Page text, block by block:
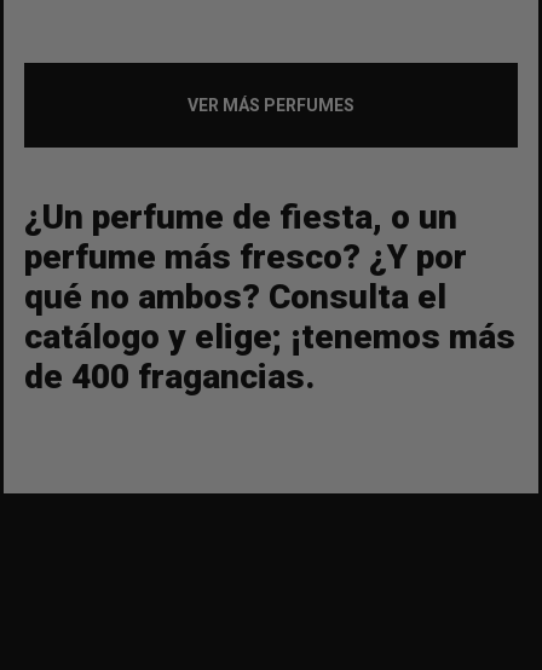
VER MÁS PERFUMES
¿Un perfume de fiesta, o un
perfume más fresco? ¿Y por
qué no ambos? Consulta el
catálogo y elige; ¡tenemos más
de 400 fragancias.